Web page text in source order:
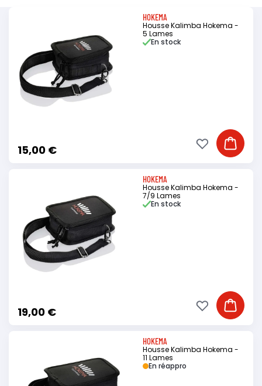
HOKEMA
Housse Kalimba Hokema -
5 Lames
15,00 €
En stock
Ajouter
Ajouter à ma
HOKEMA
Housse Kalimba Hokema -
7/9 Lames
19,00 €
En stock
Ajouter
Ajouter à ma
HOKEMA
Housse Kalimba Hokema -
11 Lames
En réappro